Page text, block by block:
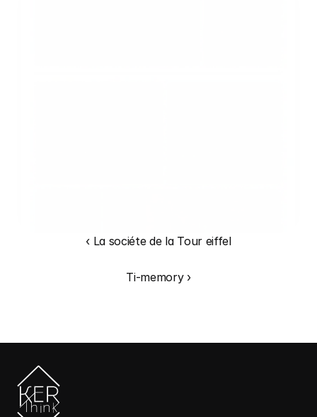
‹ La sociéte de la Tour eiffel
Ti-memory ›